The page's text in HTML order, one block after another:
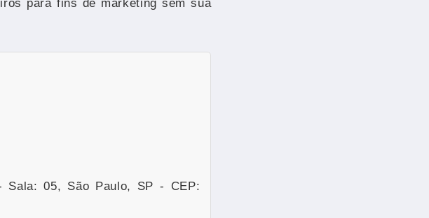
para fins de marketing sem sua
Sala: 05, São Paulo, SP - CEP: